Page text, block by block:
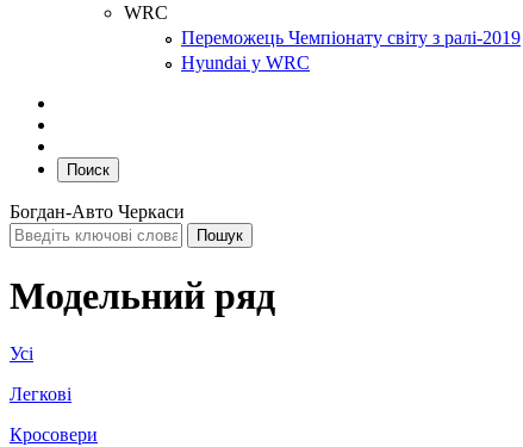
WRC
Переможець Чемпіонату світу з ралі-2019
Hyundai у WRC
Поиск
Богдан-Авто Черкаси
Модельний ряд
Усі
Легкові
Кросовери